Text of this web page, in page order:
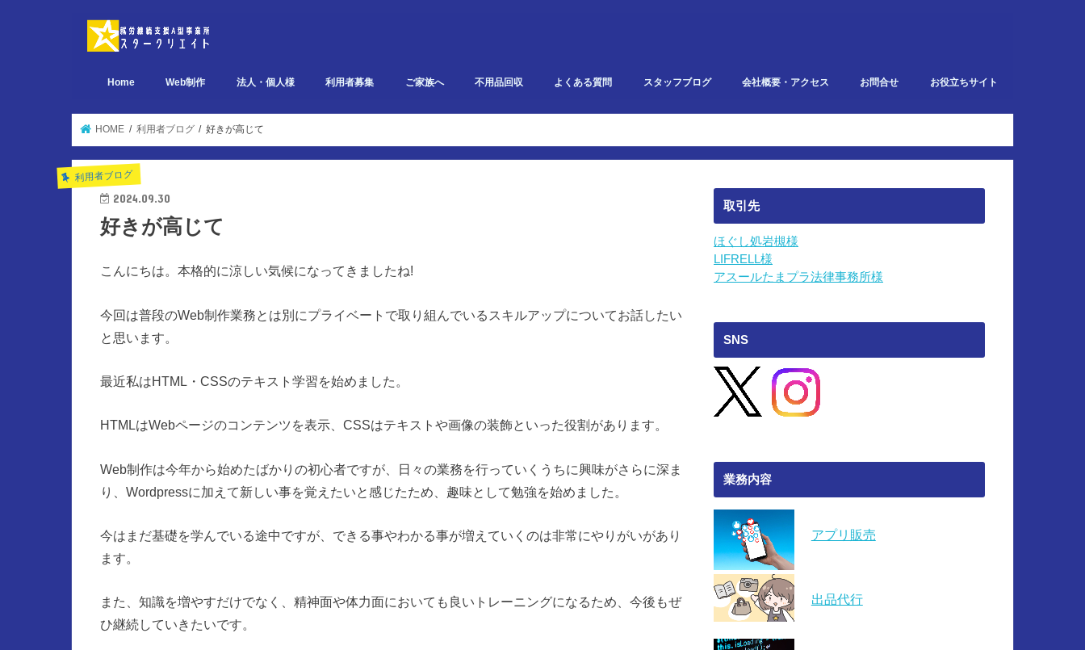
Home Web制作
デザイン関連 ポートフォリオ
ページ設計関連 ポートフォリオ
実装関連 ポートフォリオ
法人・個人様 利用者募集 ご家族へ 不用品回収 よくある質問 スタッフブログ
研修・勉強会報告
イベント・雑記
スタークリエイトでの業務
利用者ブログ
会社概要・アクセス お問合せ お役立ちサイト
HOME 利用者ブログ 好きが高じて
利用者ブログ
2024.09.30
好きが高じて
こんにちは。本格的に涼しい気候になってきましたね!
今回は普段のWeb制作業務とは別にプライベートで取り組んでいるスキルアップについてお話したい
と思います。
最近私はHTML・CSSのテキスト学習を始めました。
HTMLはWebページのコンテンツを表示、CSSはテキストや画像の装飾といった役割があります。
Web制作は今年から始めたばかりの初心者ですが、日々の業務を行っていくうちに興味がさらに深ま
り、Wordpressに加えて新しい事を覚えたいと感じたため、趣味として勉強を始めました。
今はまだ基礎を学んでいる途中ですが、できる事やわかる事が増えていくのは非常にやりがいがあり
ます。
また、知識を増やすだけでなく、精神面や体力面においても良いトレーニングになるため、今後もぜ
ひ継続していきたいです。
取引先
ほぐし処岩槻様
LIFRELL様
アスールたまプラ法律事務所様
SNS
業務内容
アプリ販売
出品代行